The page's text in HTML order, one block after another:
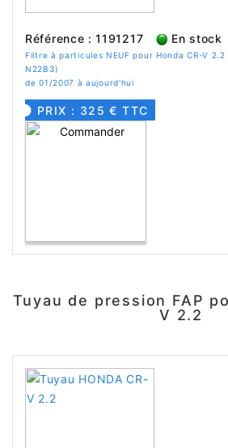
Référence : 1191217 En stock
Filtre à particules NEUF pour Honda CR-V
N22B3)
de 01/2007 à aujourd'hui
PRIX : 325 € TTC
Tuyau de pression FAP
V 2.2